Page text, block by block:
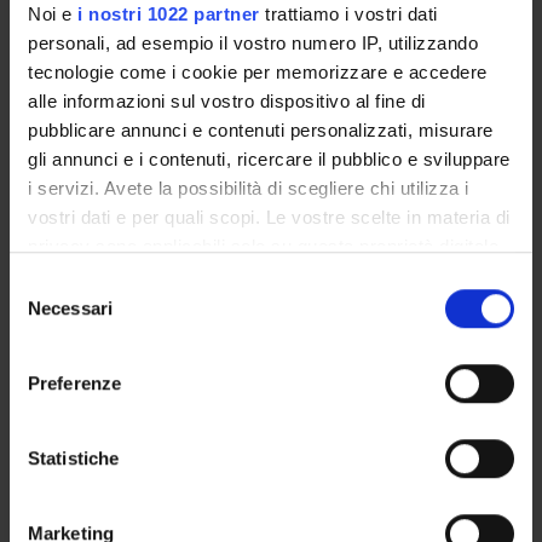
Noi e i nostri 1022 partner trattiamo i vostri dati
personali, ad esempio il vostro numero IP, utilizzando
tecnologie come i cookie per memorizzare e accedere
alle informazioni sul vostro dispositivo al fine di
pubblicare annunci e contenuti personalizzati, misurare
gli annunci e i contenuti, ricercare il pubblico e sviluppare
i servizi. Avete la possibilità di scegliere chi utilizza i
vostri dati e per quali scopi. Le vostre scelte in materia di
modificare o revocare il proprio consenso in qualsiasi
momento dalla Dichiarazione sui cookie o facendo clic
raccogliere informazioni sulla tua posizione
geografica, con un'approssimazione di qualche
delNecessari
Preferenze
Statistiche
Marketing
Giorgio Berton
Gabriela Constantin
Professore ordinario
Carlo Laudanna
Professore ordinario
Immunology (DM)
Microscopy